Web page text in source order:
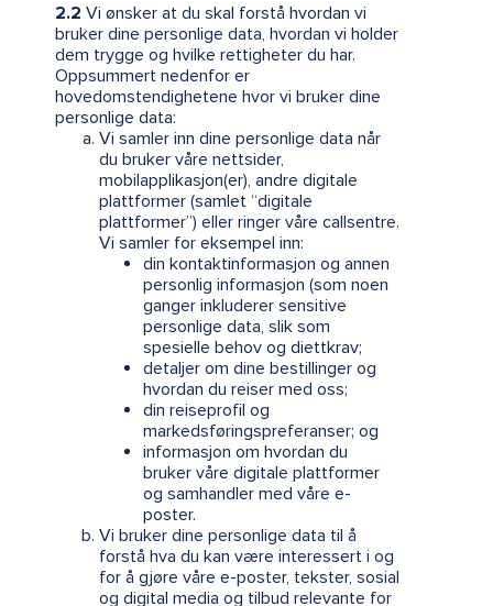
2.2 Vi ønsker at du skal forstå hvordan vi
bruker dine personlige data, hvordan vi holder
dem trygge og hvilke rettigheter du har.
Oppsummert nedenfor er
hovedomstendighetene hvor vi bruker dine
personlige data:
Vi samler inn dine personlige data når
du bruker våre nettsider,
mobilapplikasjon(er), andre digitale
plattformer (samlet “digitale
plattformer”) eller ringer våre callsentre.
Vi samler for eksempel inn:
din kontaktinformasjon og annen
personlig informasjon (som noen
ganger inkluderer sensitive
personlige data, slik som
spesielle behov og diettkrav;
detaljer om dine bestillinger og
hvordan du reiser med oss;
din reiseprofil og
markedsføringspreferanser; og
informasjon om hvordan du
bruker våre digitale plattformer
og samhandler med våre e-
poster.
Vi bruker dine personlige data til å
forstå hva du kan være interessert i og
for å gjøre våre e-poster, tekster, sosial
og digital media og tilbud relevante for